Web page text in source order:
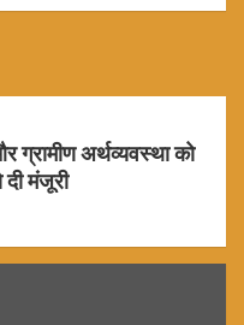
ग्रामीण अर्थव्यवस्था को
दी मंजूरी